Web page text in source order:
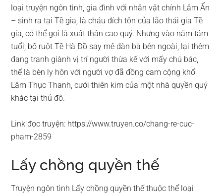
loại truyện ngôn tình, gia đình với nhân vật chính Lâm Ẩn
– sinh ra tại Tề gia, là cháu đích tôn của lão thái gia Tề
gia, có thể gọi là xuất thân cao quý. Nhưng vào năm tám
tuổi, bố ruột Tề Hà Đồ say mê đàn bà bên ngoài, lại thêm
đang tranh giành vị trí người thừa kế với mấy chú bác,
thế là bèn ly hôn với người vợ đã đồng cam cộng khổ
Lâm Thục Thanh, cưới thiên kim của một nhà quyền quý
khác tại thủ đô.
Link đọc truyện: https://www.truyen.co/chang-re-cuc-
pham-2859
Lấy chồng quyền thế
Truyện ngôn tình Lấy chồng quyền thế thuộc thể loại